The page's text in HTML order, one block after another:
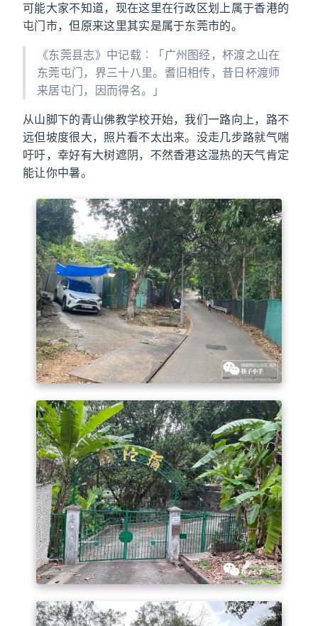
可能大家不知道，现在这里在行政区划上属于香港的
屯门市，但原来这里其实是属于东莞市的。
《东莞县志》中记载︰「广州图经，杯渡之山在
东莞屯门，界三十八里。耆旧相传，昔日杯渡师
来居屯门，因而得名。」
从山脚下的青山佛教学校开始，我们一路向上，路不
远但坡度很大，照片看不太出来。没走几步路就气喘
吁吁，幸好有大树遮阴，不然香港这湿热的天气肯定
能让你中暑。